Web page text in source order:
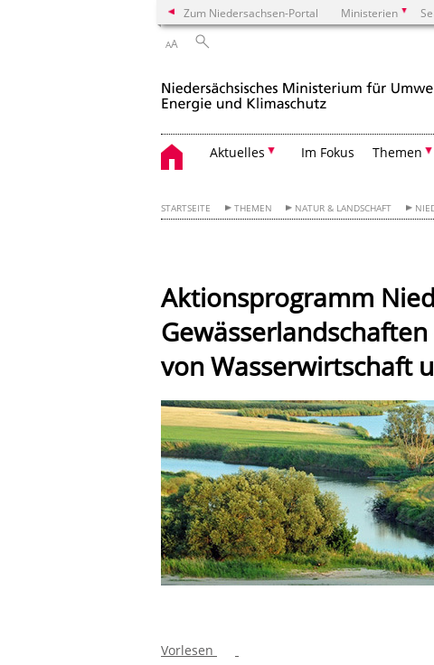
Zum Niedersachsen-Portal Ministerien
AA
Aktuelles Im Fokus Themen
STARTSEITE THEMEN NATUR & LANDSCHAFT
Aktionsprogramm
von Wasserwirtschaft
Vorlesen